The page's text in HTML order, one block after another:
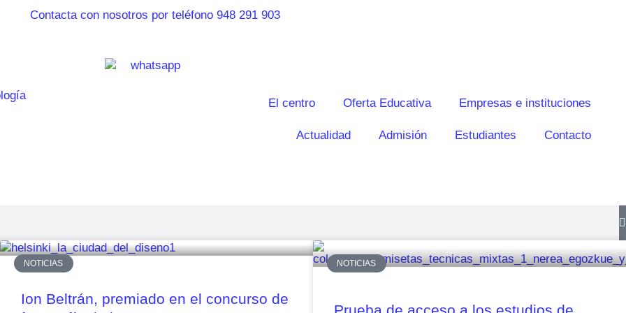
El centro Oferta Educativa Empresas e instituciones
Actualidad Admisión Estudiantes Contacto
NOTICIAS
Ion Beltrán, premiado en el concurso de
NOTICIAS
Prueba de acceso a los estudios de